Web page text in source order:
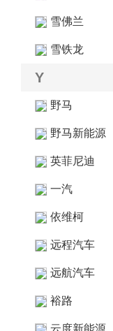
雪佛兰
雪铁龙
Y
野马
野马新能源
英菲尼迪
一汽
依维柯
远程汽车
远航汽车
裕路
云度新能源